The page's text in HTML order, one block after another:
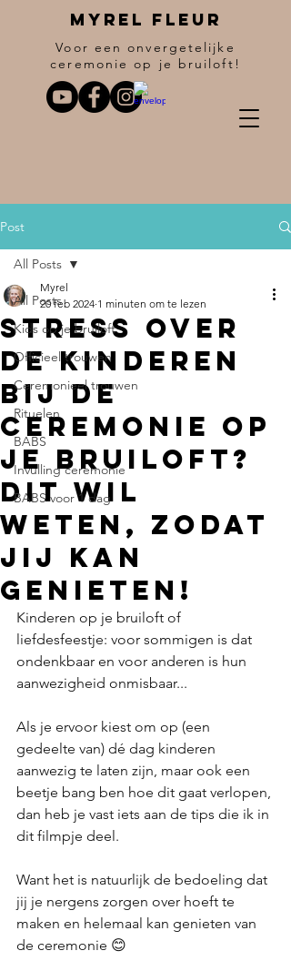
Myrel fleur
Voor een onvergetelijke
ceremonie op je bruiloft!
Post
All Posts
Kids op je bruiloft
Officieel trouwen
Ceremonieel trouwen
Rituelen
BABS
Invulling ceremonie
BABS voor 1 dag
All Posts
Stress over
de kinderen
bij de
ceremonie op
je bruiloft?
DIT wil
weten, zodat
jij kan
genieten!
Myrel
20 feb 2024 1 minuten om te lezen
Kinderen op je bruiloft of
liefdesfeestje: voor sommigen is dat
ondenkbaar en voor anderen is hun
aanwezigheid onmisbaar...
Als je ervoor kiest om op (een
gedeelte van) dé dag kinderen
aanwezig te laten zijn, maar ook een
beetje bang ben hoe dit gaat verlopen,
dan heb je vast iets aan de tips die ik in
dit filmpje deel.
Want het is natuurlijk de bedoeling dat
jij je nergens zorgen over hoeft te
maken en helemaal kan genieten van
de ceremonie 😊